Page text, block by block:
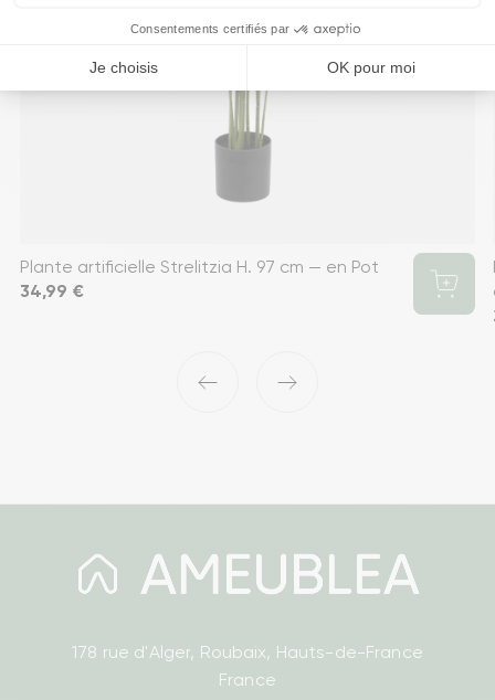
Plante artificielle Strelitzia H. 97 cm — en Pot
Prix
34,99 €
‹ ›
178 rue d'Alger, Roubaix, Hauts-de-France
France